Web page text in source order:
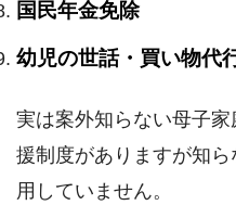
国民年金免除
幼児の世話・買い物代
実は案外知らない母子
援制度がありますが知
用していません。